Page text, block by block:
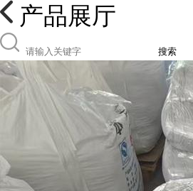
产品展厅
搜索